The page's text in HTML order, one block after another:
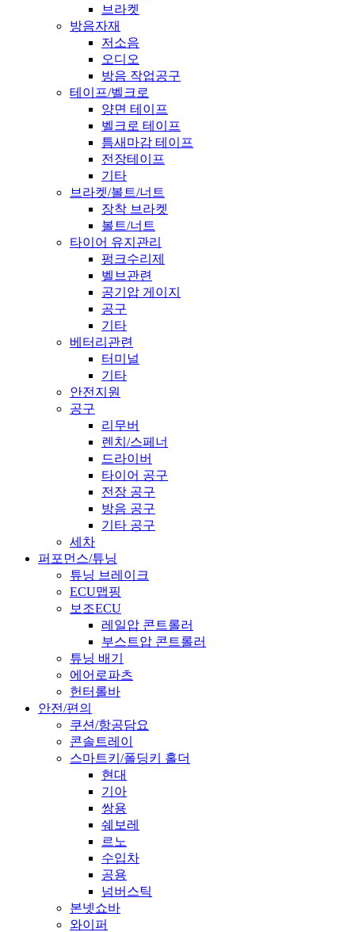
브라켓
방음자재
저소음
오디오
방음 작업공구
테이프/벨크로
양면 테이프
벨크로 테이프
틈새마감 테이프
전장테이프
기타
브라켓/볼트/너트
장착 브라켓
볼트/너트
타이어 유지관리
펑크수리제
벨브관련
공기압 게이지
공구
기타
베터리관련
터미널
기타
안전지원
공구
리무버
렌치/스페너
드라이버
타이어 공구
전장 공구
방음 공구
기타 공구
세차
퍼포먼스/튜닝
튜닝 브레이크
ECU맵핑
보조ECU
레일압 콘트롤러
부스트압 콘트롤러
튜닝 배기
에어로파츠
헌터롤바
안전/편의
쿠션/항공담요
콘솔트레이
스마트키/폴딩키 홀더
현대
기아
쌍용
쉐보레
르노
수입차
공용
넘버스틱
본넷쇼바
와이퍼